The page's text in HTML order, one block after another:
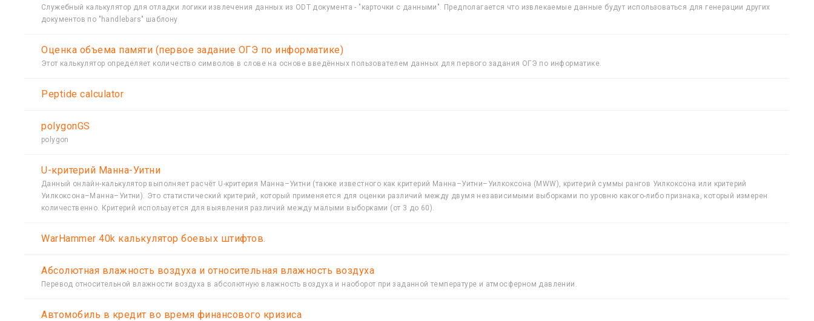
Служебный калькулятор для отладки логики извлечения данных из ODT документа - "карточки с данными". Предполагается что извлекаемые данные будут использоваться для генерации других
документов по "handlebars" шаблону
Oценка объема памяти (первое задание ОГЭ по информатике)
Этот калькулятор определяет количество символов в слове на основе введённых пользователем данных для первого задания ОГЭ по информатике.
Peptide calculator
polygonGS
polygon
U-критерий Манна-Уитни
Данный онлайн-калькулятор выполняет расчёт U-критерия Манна–Уитни (также известного как критерий Манна–Уитни–Уилкоксона (MWW), критерий суммы рангов Уилкоксона или критерий
Уилкоксона–Манна–Уитни). Это статистический критерий, который применяется для оценки различий между двумя независимыми выборками по уровню какого-либо признака, который измерен
количественно. Критерий используется для выявления различий между малыми выборками (от 3 до 60).
WarHammer 40k калькулятор боевых штифтов.
Абсолютная влажность воздуха и относительная влажность воздуха
Перевод относительной влажности воздуха в абсолютную влажность воздуха и наоборот при заданной температуре и атмосферном давлении.
Автомобиль в кредит во время финансового кризиса